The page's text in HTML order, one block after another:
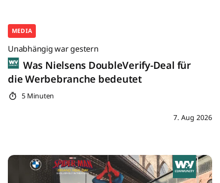
MEDIA
Unabhängig war gestern
Was Nielsens DoubleVerify-Deal für
die Werbebranche bedeutet
5 Minuten
7. Aug 2026